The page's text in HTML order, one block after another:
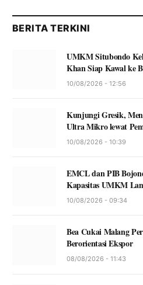
BERITA TERKINI
UMKM Situbondo
Khan Siap Kawal ke
10/08/2026 - 12:56
Kunjungi Gresik,
Ultra Mikro lewat
10/08/2026 - 10:39
EMCL dan PIB
Kapasitas UMKM
10/08/2026 - 09:34
Bea Cukai Malang
Berorientasi Ekspor
08/08/2026 - 11:43